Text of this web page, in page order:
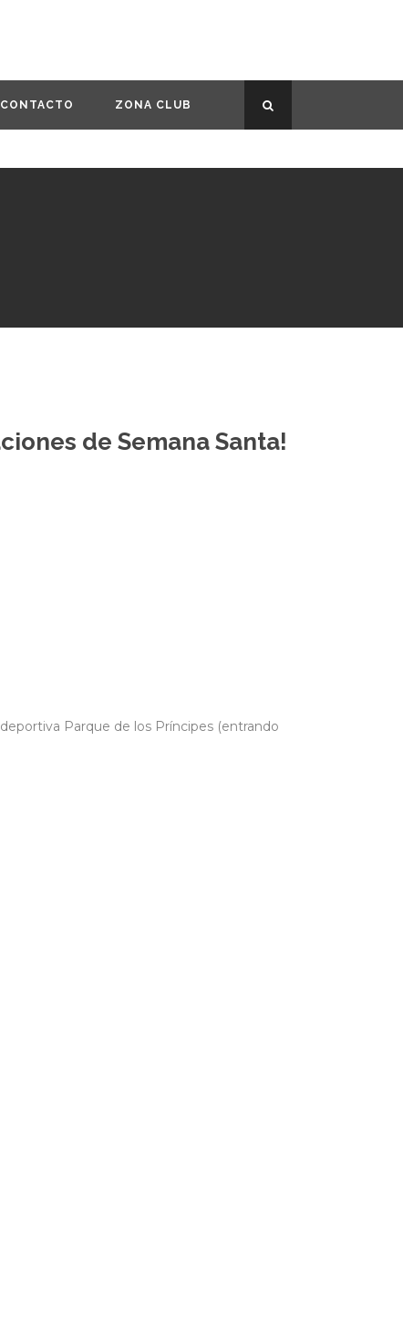
CONTACTO ZONA CLUB
de Semana Santa!
Parque de los Príncipes (entrando